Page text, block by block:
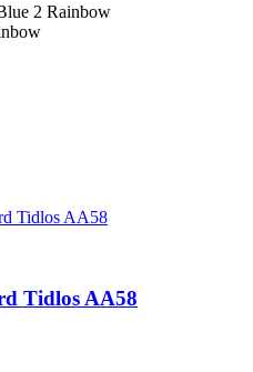
Tidlos AA58